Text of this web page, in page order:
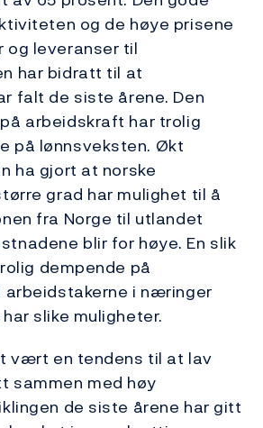
og de høye prisene
og leveranser til
har bidratt til at
falt de siste årene. Den
arbeidskraft har trolig
på lønnsveksten. Økt
ha gjort at norske
grad har mulighet til å
fra Norge til utlandet
blir for høye. En slik
dempende på
arbeidstakerne i næringer
slike muligheter.
vært en tendens til at lav
sammen med høy
de siste årene har gitt